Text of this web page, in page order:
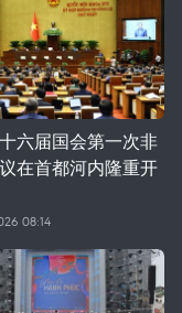
六届国会第一次非
在首都河内隆重开
08:14